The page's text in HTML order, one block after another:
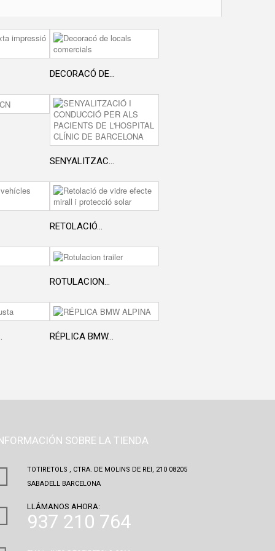
DECORACÓ DE...
SENYALITZAC...
RETOLACIÓ...
ROTULACION...
RÉPLICA BMW...
SOBRE LA TIENDA
TOTIRETOLS , CTRA. DE MOLINS DE REI, 210 08205
SABADELL BARCELONA
LLÁMANOS AHORA:
937 210 764